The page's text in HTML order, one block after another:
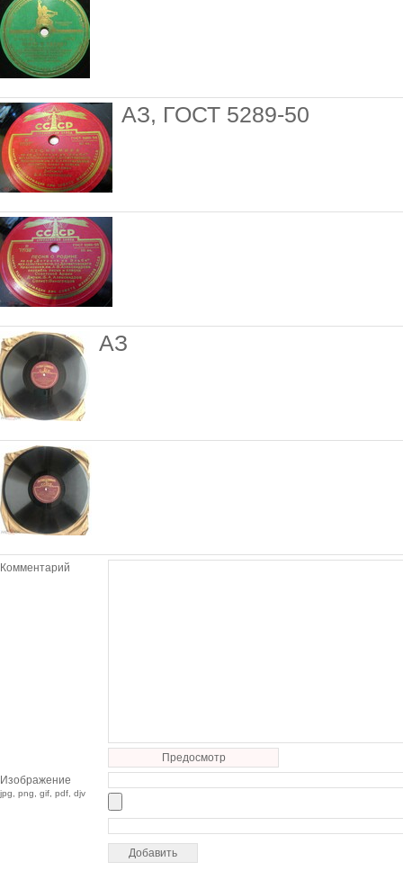
АЗ, ГОСТ 5289-50
АЗ
Комментарий
Предосмотр
Изображение
jpg, png, gif, pdf, djv